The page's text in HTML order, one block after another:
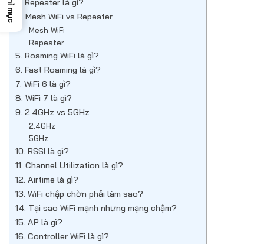
3. Repeater là gì?
4. Mesh WiFi vs Repeater
Mesh WiFi
Repeater
5. Roaming WiFi là gì?
6. Fast Roaming là gì?
7. WiFi 6 là gì?
8. WiFi 7 là gì?
9. 2.4GHz vs 5GHz
2.4GHz
5GHz
10. RSSI là gì?
11. Channel Utilization là gì?
12. Airtime là gì?
13. WiFi chập chờn phải làm sao?
14. Tại sao WiFi mạnh nhưng mạng chậm?
15. AP là gì?
16. Controller WiFi là gì?
Chỉ mục